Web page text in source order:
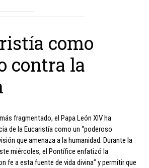
como
contra la
fragmentado, el Papa León XIV ha
de la Eucaristía como un “poderoso
que amenaza a la humanidad. Durante la
miércoles, el Pontífice enfatizó la
fe a esta fuente de vida divina” y permitir que